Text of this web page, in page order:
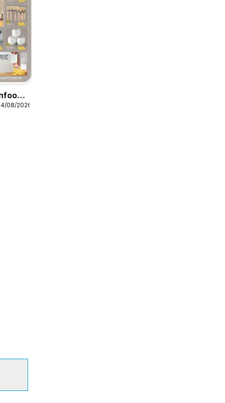
08/2026